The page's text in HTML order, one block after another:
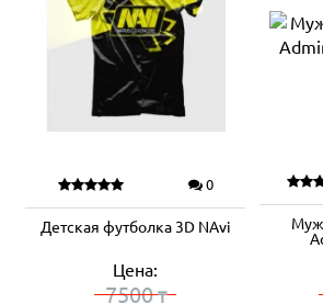
0
Детская футболка 3D NAvi
Цена:
7500₸